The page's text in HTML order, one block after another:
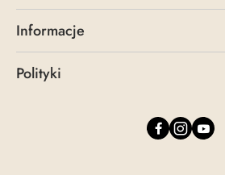
Informacje
Polityki